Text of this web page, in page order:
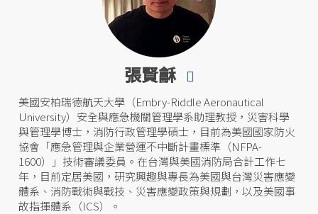
張賢龢
美國安柏瑞德航天大學（Embry-Riddle Aeronautical
University）安全與應急機關管理學系助理教授，災害科學
與管理學博士，消防行政管理學碩士，目前為美國國家防火
協會「應急管理與企業營運不中斷計畫標準（NFPA-
1600）」技術審議委員。在台灣與美國消防局合計工作七
年，目前定居美國，研究興趣與專長為美國與台灣災害應變
體系、消防戰術與戰技、災害應變政策與規劃，以及美國事
故指揮體系（ICS）。